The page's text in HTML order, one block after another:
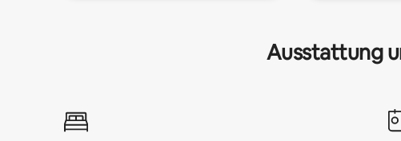
Ausstattung